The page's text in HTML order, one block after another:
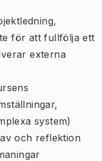
för att fullfölja ett
externa
system)
och reflektion